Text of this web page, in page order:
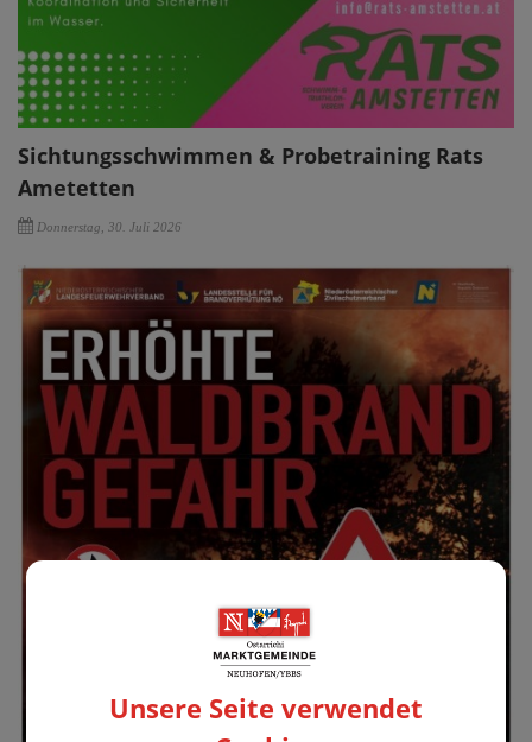
Sichtungsschwimmen & Probetraining Rats
Ametetten
Donnerstag, 30. Juli 2026
Unsere Seite verwendet